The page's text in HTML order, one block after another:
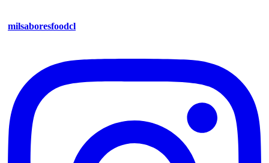
milsaboresfoodcl